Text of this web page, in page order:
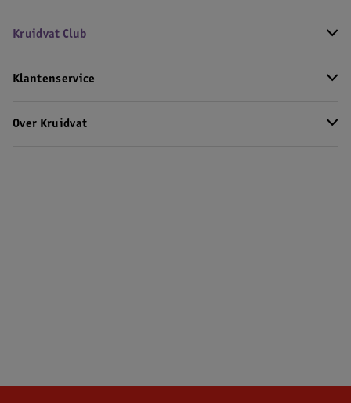
Kruidvat Club
Klantenservice
Over Kruidvat